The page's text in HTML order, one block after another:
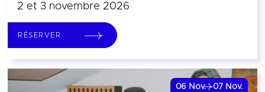
2 et 3 novembre 2026
RÉSERVER
06 Nov. 07 Nov.